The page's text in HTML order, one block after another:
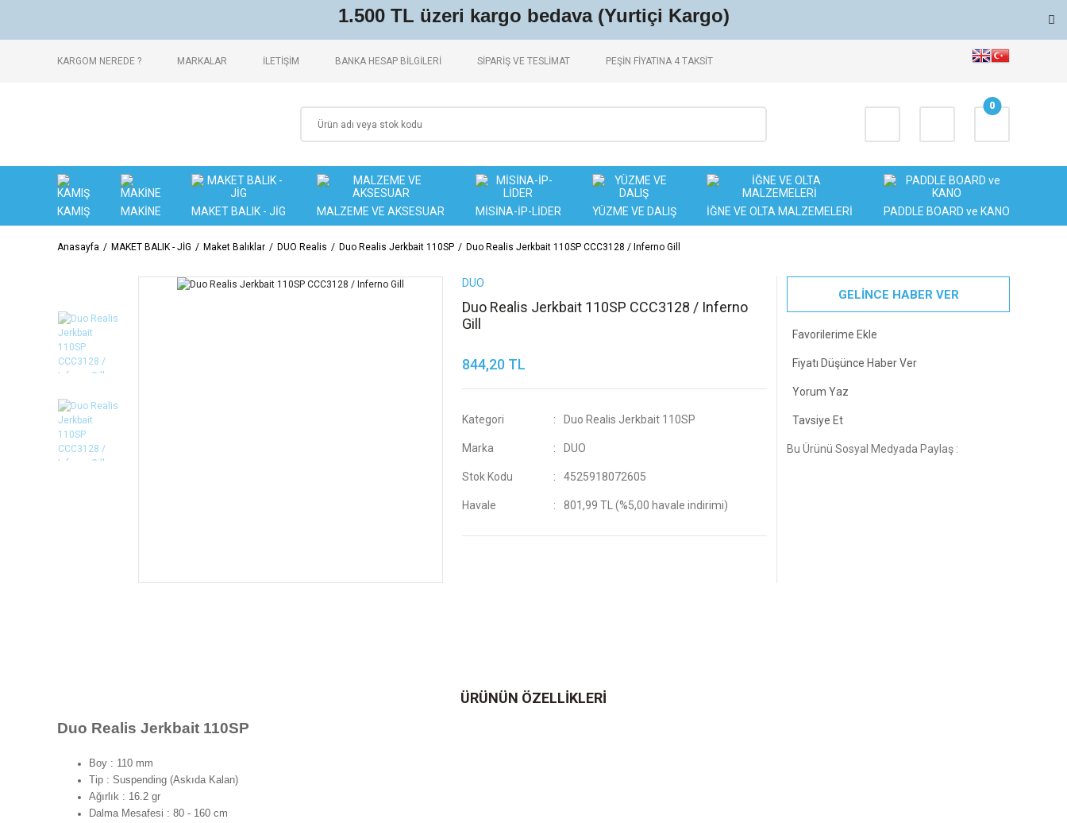
1.500 TL üzeri kargo bedava (Yurtiçi Kargo)
KARGOM NEREDE ? MARKALAR İLETİŞİM BANKA HESAP BİLGİLERİ SİPARİŞ VE TESLİMAT PEŞİN FİYATINA 4 TAKSİT
0
KAMIŞ MAKİNE MAKET BALIK - JİG MALZEME VE AKSESUAR MİSİNA-İP-LİDER YÜZME VE DALIŞ İĞNE VE OLTA MALZEMELERİ PADDLE BOARD ve KANO
Anasayfa MAKET BALIK - JİG Maket Balıklar DUO Realis Duo Realis Jerkbait 110SP Duo Realis Jerkbait 110SP CCC3128 / Inferno Gill
DUO
Duo Realis Jerkbait 110SP CCC3128 / Inferno
Gill
844,20 TL
Kategori Duo Realis Jerkbait 110SP
Marka DUO
Stok Kodu 4525918072605
Havale 801,99 TL (%5,00 havale indirimi)
GELİNCE HABER VER
Fiyatı Düşünce Haber Ver
Yorum Yaz
Tavsiye Et
Bu Ürünü Sosyal Medyada Paylaş :
ÜRÜNÜN ÖZELLİKLERİ
Duo Realis Jerkbait 110SP
Boy : 110 mm
Tip : Suspending (Askıda Kalan)
Ağırlık : 16.2 gr
Dalma Mesafesi : 80 - 160 cm